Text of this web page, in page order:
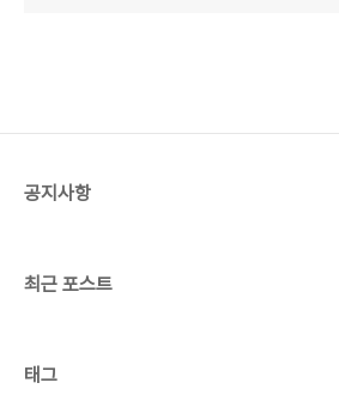
공지사항
최근 포스트
태그